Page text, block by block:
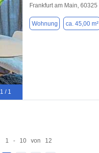
1 / 1
Frankfurt am Main, 60325
Wohnung ca. 45,00 m²
1 - 10 von 12